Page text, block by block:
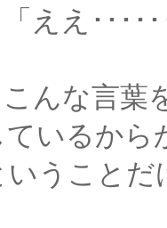
･剣心に
口にし
いるか
いうことだ